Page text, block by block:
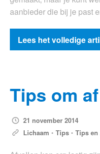
aanbieder die bij je past
Lees het volledige
Tips om
21 november 2014
Lichaam •Tips •Tips